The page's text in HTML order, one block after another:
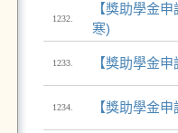
1232.
【獎助學金
寒)
1233. 【獎助學金
1234. 【獎助學金